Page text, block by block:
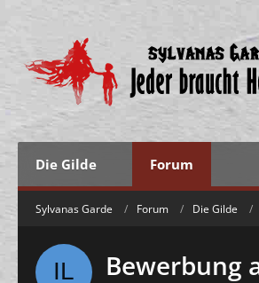
Die Gilde Forum
Sylvanas Garde Forum Die Gilde
Bewerbung